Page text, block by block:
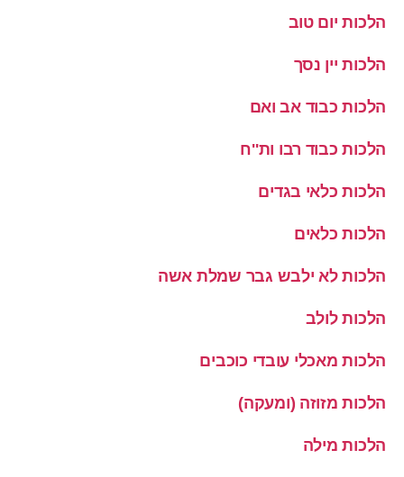
הלכות יום טוב
הלכות יין נסך
הלכות כבוד אב ואם
הלכות כבוד רבו ות''ח
הלכות כלאי בגדים
הלכות כלאים
הלכות לא ילבש גבר שמלת אשה
הלכות לולב
הלכות מאכלי עובדי כוכבים
הלכות מזוזה (ומעקה)
הלכות מילה